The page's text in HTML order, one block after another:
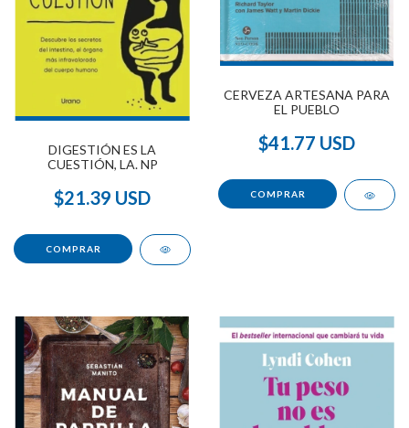
DIGESTIÓN ES LA
CUESTIÓN, LA. NP
$21.39 USD
CERVEZA ARTESANA PARA
EL PUEBLO
$41.77 USD